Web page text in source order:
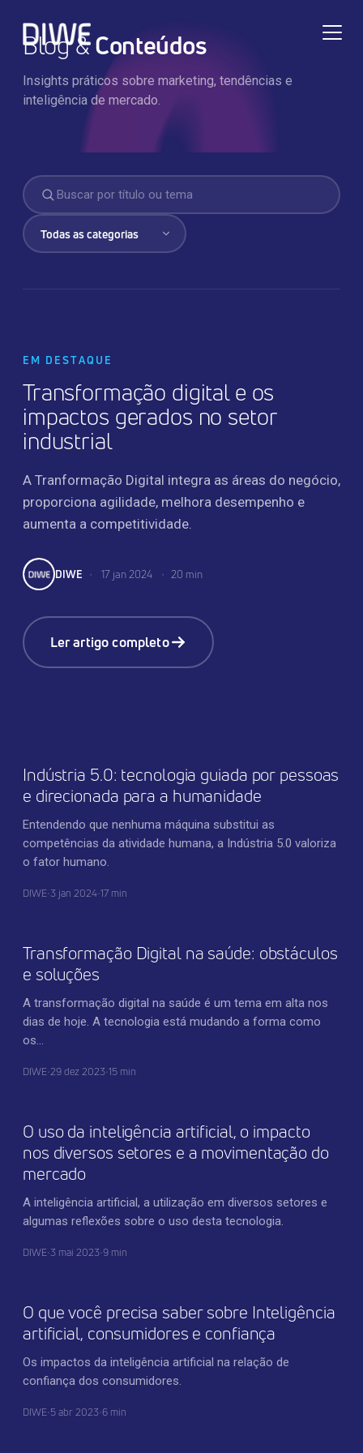
Blog &Conteúdos
Insights práticos sobre marketing, tendências e
inteligência de mercado.
EM DESTAQUE
Transformação digital e os
impactos gerados no setor
industrial
A Tranformação Digital integra as áreas do negócio,
proporciona agilidade, melhora desempenho e
aumenta a competitividade.
DIWE • 17 jan 2024 • 20 min
Ler artigo completo
Indústria 5.0: tecnologia guiada por pessoas
e direcionada para a humanidade
Entendendo que nenhuma máquina substitui as
competências da atividade humana, a Indústria 5.0 valoriza
o fator humano.
DIWE•3 jan 2024•17 min
TRANSFORMAÇÃO DIGITAL
Transformação Digital na saúde: obstáculos
e soluções
A transformação digital na saúde é um tema em alta nos
dias de hoje. A tecnologia está mudando a forma como
os…
DIWE•29 dez 2023•15 min
TECNOLOGIA
O uso da inteligência artificial, o impacto
nos diversos setores e a movimentação do
mercado
A inteligência artificial, a utilização em diversos setores e
algumas reflexões sobre o uso desta tecnologia.
DIWE•3 mai 2023•9 min
TECNOLOGIA
O que você precisa saber sobre Inteligência
artificial, consumidores e confiança
Os impactos da inteligência artificial na relação de
confiança dos consumidores.
DIWE•5 abr 2023•6 min
INOVAÇÃO CORPORATIVA